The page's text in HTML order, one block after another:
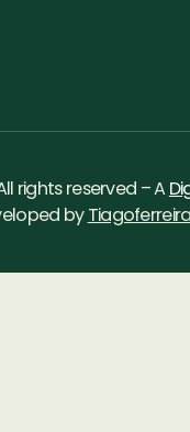
rights reserved – A
by